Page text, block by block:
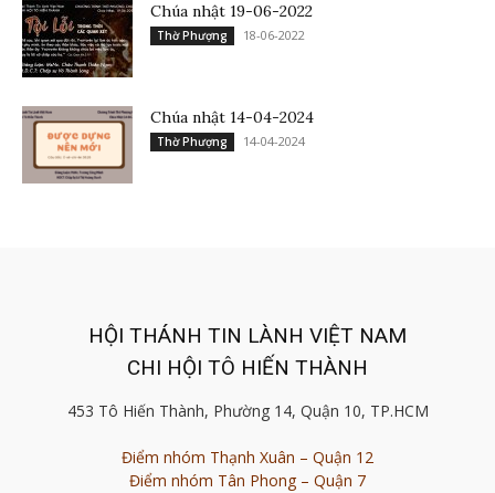
Chúa nhật 19-06-2022
Thờ Phượng 18-06-2022
Chúa nhật 14-04-2024
Thờ Phượng 14-04-2024
HỘI THÁNH TIN LÀNH VIỆT NAM
CHI HỘI TÔ HIẾN THÀNH
453 Tô Hiến Thành, Phường 14, Quận 10, TP.HCM
Điểm nhóm Thạnh Xuân – Quận 12
Điểm nhóm Tân Phong – Quận 7